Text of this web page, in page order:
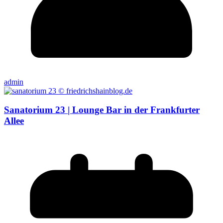
admin
Sanatorium 23 | Lounge Bar in der Frankfurter
Allee